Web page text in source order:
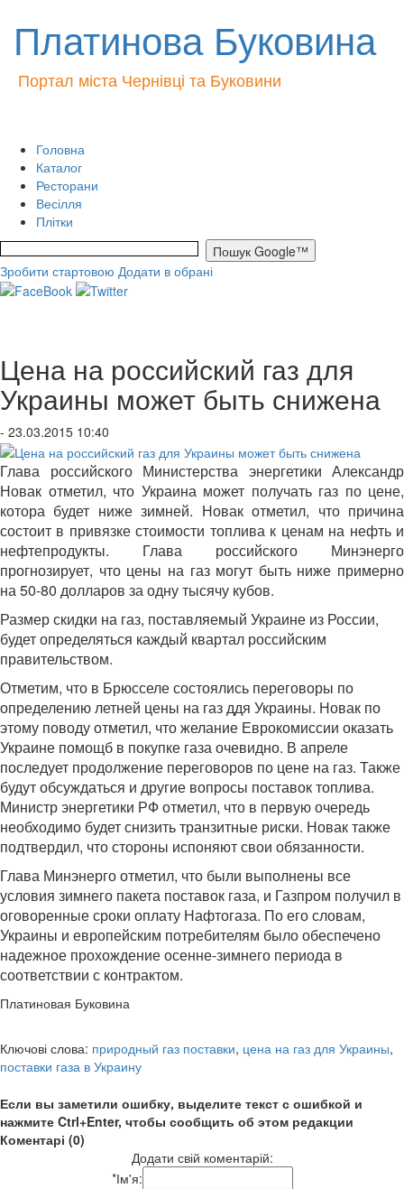
Платинова Буковина
Портал міста Чернівці та Буковини
Головна
Каталог
Ресторани
Весілля
Плітки
Зробити стартовою Додати в обрані
Цена на российский газ для
Украины может быть снижена
- 23.03.2015 10:40
Глава российского Министерства энергетики Александр
Новак отметил, что Украина может получать газ по цене,
котора будет ниже зимней. Новак отметил, что причина
состоит в привязке стоимости топлива к ценам на нефть и
нефтепродукты. Глава российского Минэнерго
прогнозирует, что цены на газ могут быть ниже примерно
на 50-80 долларов за одну тысячу кубов.
Размер скидки на газ, поставляемый Украине из России,
будет определяться каждый квартал российским
правительством.
Отметим, что в Брюсселе состоялись переговоры по
определению летней цены на газ ддя Украины. Новак по
этому поводу отметил, что желание Еврокомиссии оказать
Украине помощб в покупке газа очевидно. В апреле
последует продолжение переговоров по цене на газ. Также
будут обсуждаться и другие вопросы поставок топлива.
Министр энергетики РФ отметил, что в первую очередь
необходимо будет снизить транзитные риски. Новак также
подтвердил, что стороны испоняют свои обязанности.
Глава Минэнерго отметил, что были выполнены все
условия зимнего пакета поставок газа, и Газпром получил в
оговоренные сроки оплату Нафтогаза. По его словам,
Украины и европейским потребителям было обеспечено
надежное прохождение осенне-зимнего периода в
соответствии с контрактом.
Платиновая Буковина
Ключові слова: природный газ поставки, цена на газ для Украины,
поставки газа в Украину
Если вы заметили ошибку, выделите текст с ошибкой и
нажмите Ctrl+Enter, чтобы сообщить об этом редакции
Коментарі (0)
Додати свій коментарій:
*Ім'я: